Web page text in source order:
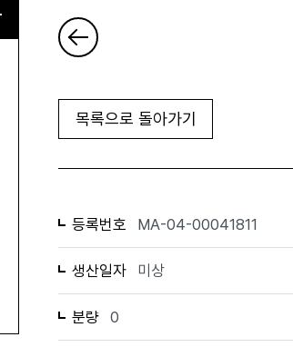
목록으로 돌아가기
등록번호 MA-04-00041811
생산일자 미상
분량 0